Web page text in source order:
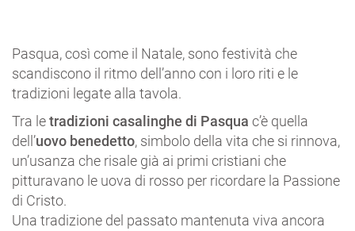
Pasqua, così come il Natale, sono festività che
scandiscono il ritmo dell’anno con i loro riti e le
tradizioni legate alla tavola.
Tra letradizioni casalinghe di Pasqua c’è quella
dell’uovo benedetto, simbolo della vita che si rinnova,
un’usanza che risale già ai primi cristiani che
pitturavano le uova di rosso per ricordare la Passione
di Cristo.
Una tradizione del passato mantenuta viva ancora